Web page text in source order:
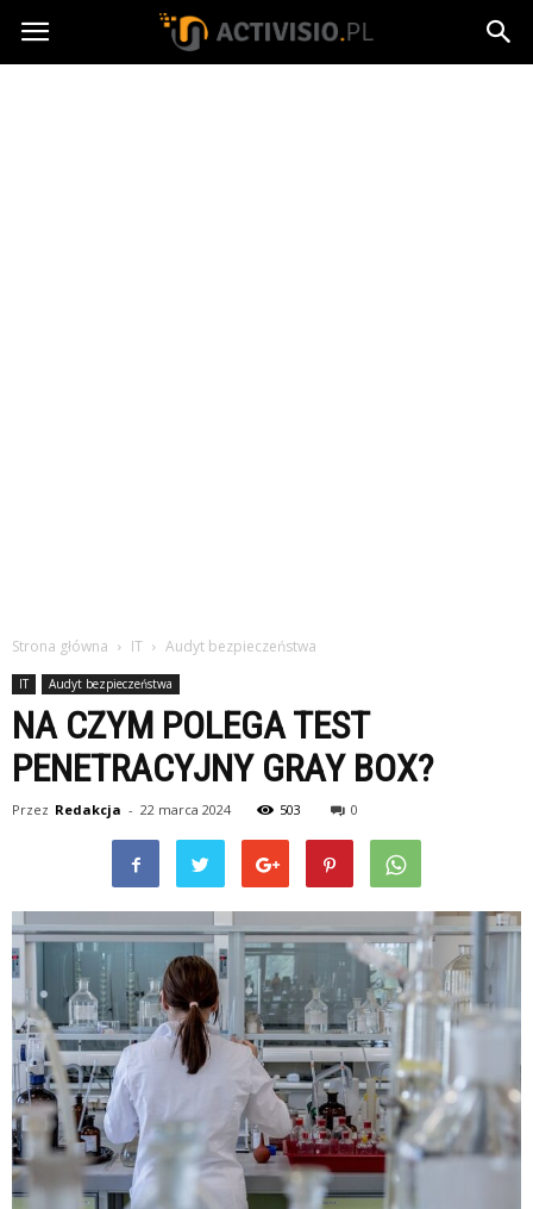
Activisio.pl
Strona główna IT Audyt bezpieczeństwa
IT Audyt bezpieczeństwa
NA CZYM POLEGA TEST
PENETRACYJNY GRAY BOX?
Przez Redakcja - 22 marca 2024 503 0